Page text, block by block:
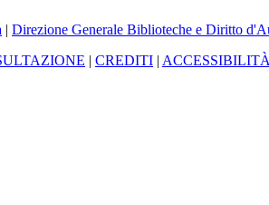
| Direzione Generale Biblioteche e Diritto
| CREDITI |